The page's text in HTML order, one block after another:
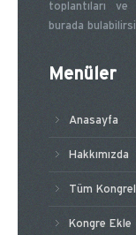
toplantıları ve
burada
Menüler
Anasayfa
Hakkımızda
Tüm
Kongre Ekle